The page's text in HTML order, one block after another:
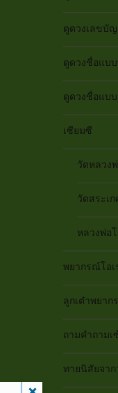
ดูดวงเลขบั
ดูดวงชื่อแบ
ดูดวงชื่อแบ
เซียมซี
วัดหลวง
วัดสระเ
หลวงพ่อ
พยากรณ์โอเ
ลูกเต๋าพยาก
ถามคำถามเ
ทายนิสัยจาก